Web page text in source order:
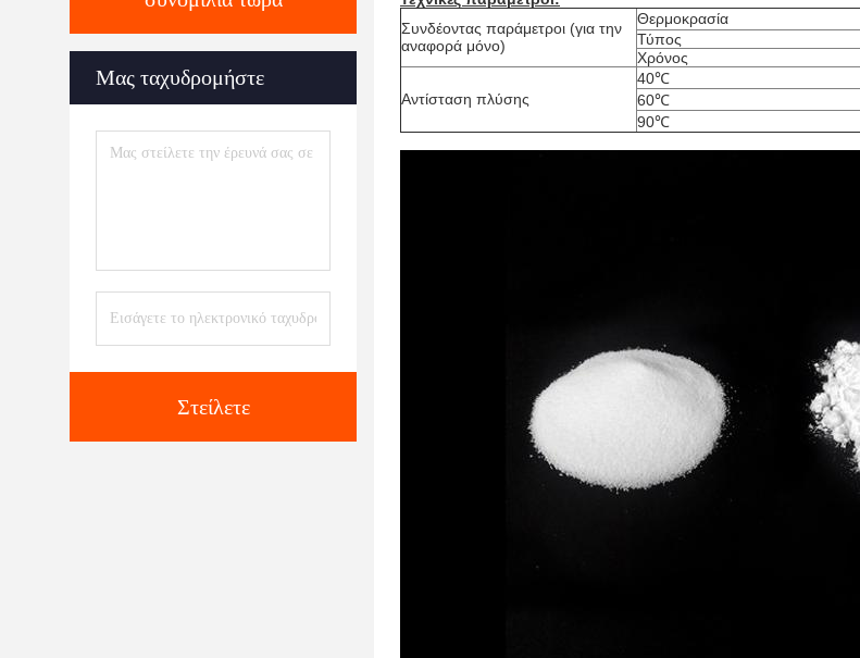
Μας ταχυδρομήστε
Στείλετε
Συνδέοντας παράμετροι (για την
αναφορά μόνο)
Θερμοκρασία
Τύπος
Χρόνος
Αντίσταση πλύσης
40℃
60℃
90℃